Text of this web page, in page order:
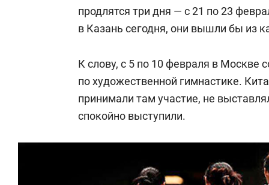
продлятся три дня — с 21 по 23
в Казань сегодня, они вышли бы из
К слову, с 5 по 10 февраля в Москве
по художественной гимнастике.
принимали там участие, не
спокойно выступили.